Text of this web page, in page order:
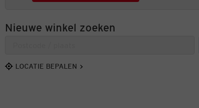
Nieuwe winkel zoeken
LOCATIE BEPALEN